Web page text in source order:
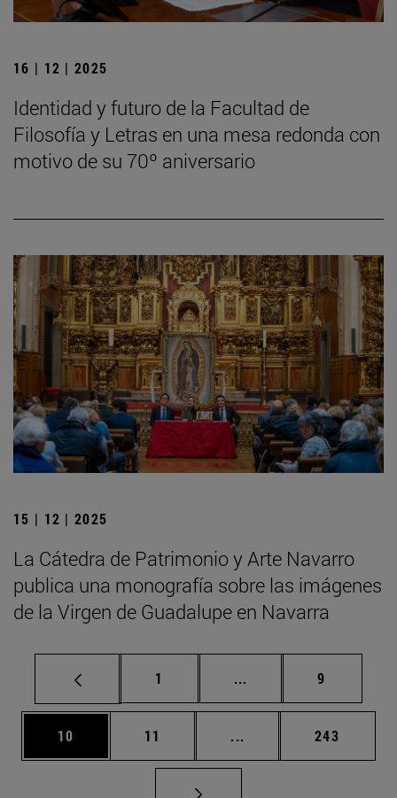
16 | 12 | 2025
Identidad y futuro de la Facultad de
Filosofía y Letras en una mesa redonda con
motivo de su 70º aniversario
15 | 12 | 2025
La Cátedra de Patrimonio y Arte Navarro
publica una monografía sobre las imágenes
de la Virgen de Guadalupe en Navarra
Página
1 ... Páginas intermedias
Página
9
Página
10 Página
11 ... Páginas intermedias
Página
243